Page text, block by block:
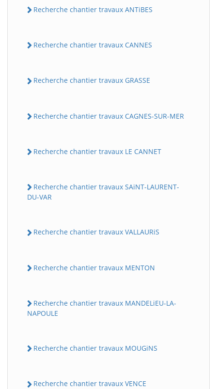
Recherche chantier travaux ANTiBES
Recherche chantier travaux CANNES
Recherche chantier travaux GRASSE
Recherche chantier travaux CAGNES-SUR-MER
Recherche chantier travaux LE CANNET
Recherche chantier travaux SAiNT-LAURENT-
DU-VAR
Recherche chantier travaux VALLAURiS
Recherche chantier travaux MENTON
Recherche chantier travaux MANDELiEU-LA-
NAPOULE
Recherche chantier travaux MOUGiNS
Recherche chantier travaux VENCE